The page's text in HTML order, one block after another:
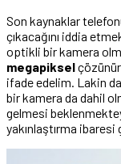
Son kaynaklar
çıkacağını iddia
optikli bir kamera
megapiksel
ifade edelim. Lakin
bir kamera da dahil
gelmesi
yakınlaştırma ibaresi